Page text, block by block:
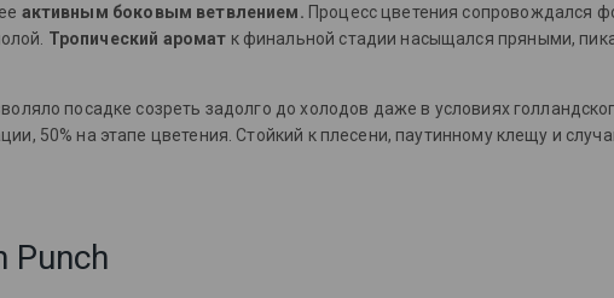
активным боковым ветвлением. Процесс цветения сопровождался
Тропический аромат к финальной стадии насыщался пряными,
посадке созреть задолго до холодов даже в условиях
50% на этапе цветения. Стойкий к плесени, паутинному клещу и
Punch